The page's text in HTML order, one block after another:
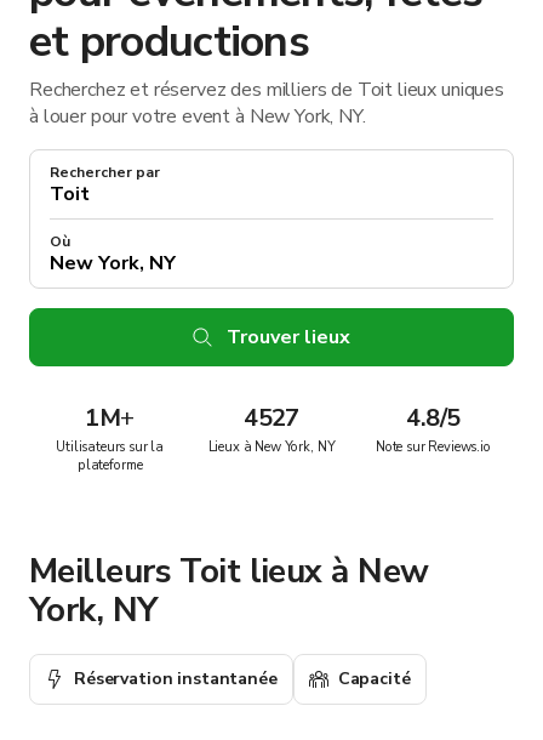
et productions
Recherchez et réservez des milliers de Toit lieux uniques
à louer pour votre event à New York, NY.
Rechercher par
Où
Trouver lieux
1M+
Utilisateurs sur la
plateforme
4527
Lieux à New York, NY
4.8/5
Note sur Reviews.io
Meilleurs Toit lieux à New
York, NY
Réservation instantanée Capacité